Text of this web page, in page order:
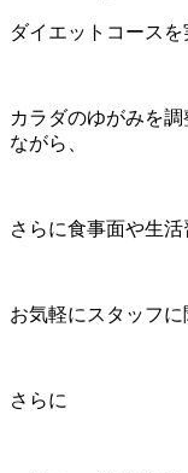
ダイエットコースを
カラダのゆがみを
ながら、
さらに食事面や生
お気軽にスタッフ
さらに